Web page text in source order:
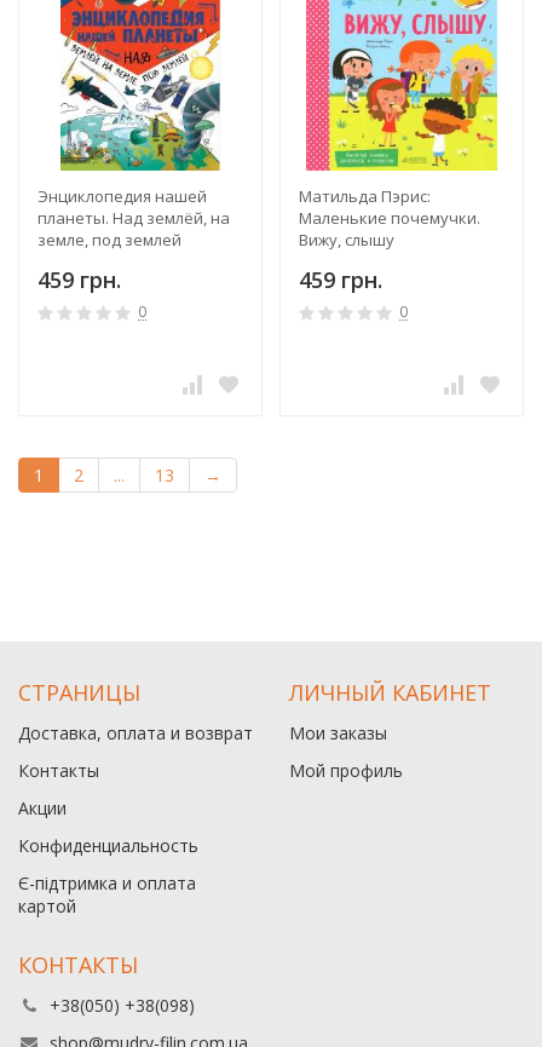
Энциклопедия нашей
планеты. Над землёй, на
земле, под землей
459 грн.
0
Матильда Пэрис:
Маленькие почемучки.
Вижу, слышу
459 грн.
0
1 2 ... 13 →
СТРАНИЦЫ
Доставка, оплата и возврат
Контакты
Акции
Конфиденциальность
Є-підтримка и оплата
картой
ЛИЧНЫЙ КАБИНЕТ
Мои заказы
Мой профиль
КОНТАКТЫ
+38(050) +38(098)